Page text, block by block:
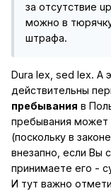
за отсутствие
можно в
штрафа.
Dura lex, sed lex. А
действительны
пребывания в
пребывания может
(поскольку в
внезапно, если Вы
принимаете его -
И тут важно